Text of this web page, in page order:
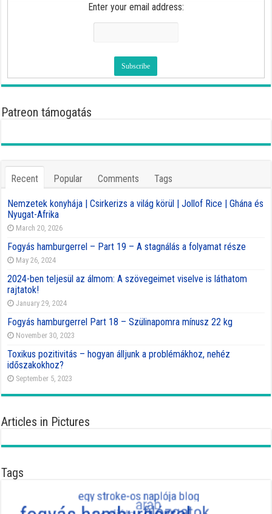
Enter your email address:
Patreon támogatás
Recent Popular Comments Tags
Nemzetek konyhája | Csirkerizs a világ körül | Jollof Rice | Ghána és
Nyugat-Afrika
March 20, 2026
Fogyás hamburgerrel – Part 19 – A stagnálás a folyamat része
May 26, 2024
2024-ben teljesül az álmom: A szövegeimet viselve is láthatom
rajtatok!
January 29, 2024
Fogyás hamburgerrel Part 18 – Szülinapomra mínusz 22 kg
November 30, 2023
Toxikus pozitivitás – hogyan álljunk a problémákhoz, nehéz
időszakokhoz?
September 5, 2023
Articles in Pictures
Tags